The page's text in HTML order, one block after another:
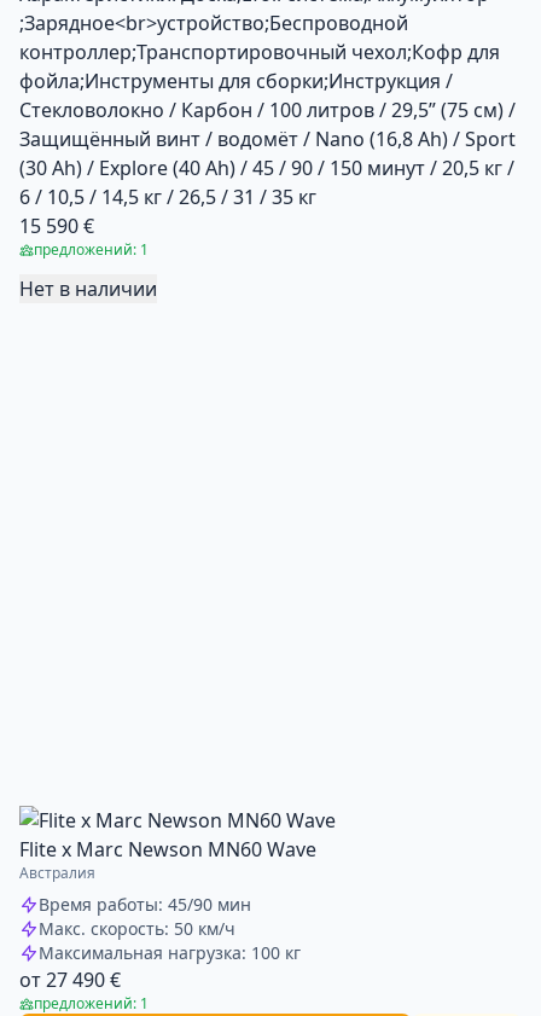
;Зарядное<br>устройство;Беспроводной
контроллер;Транспортировочный чехол;Кофр для
фойла;Инструменты для сборки;Инструкция /
Стекловолокно / Карбон / 100 литров / 29,5” (75 см) /
Защищённый винт / водомёт / Nano (16,8 Ah) / Sport
(30 Ah) / Explore (40 Ah) / 45 / 90 / 150 минут / 20,5 кг /
6 / 10,5 / 14,5 кг / 26,5 / 31 / 35 кг
15 590 €
предложений: 1
Нет в наличии
Flite х Marc Newson MN60 Wave
Австралия
Время работы: 45/90 мин
Макс. скорость: 50 км/ч
Максимальная нагрузка: 100 кг
от 27 490 €
предложений: 1